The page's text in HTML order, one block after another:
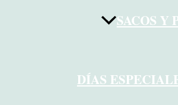
SACOS Y
DÍAS